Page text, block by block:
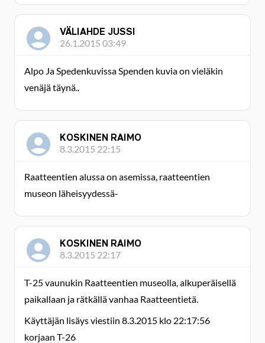
VÄLIAHDE JUSSI
26.1.2015 03:49
Alpo Ja Spedenkuvissa Spenden kuvia on vieläkin
venäjä täynä..
KOSKINEN RAIMO
8.3.2015 22:15
Raatteentien alussa on asemissa, raatteentien
museon läheisyydessä-
KOSKINEN RAIMO
8.3.2015 22:17
T-25 vaunukin Raatteentien museolla, alkuperäisellä
paikallaan ja rätkällä vanhaa Raatteentietä.
Käyttäjän lisäys viestiin 8.3.2015 klo 22:17:56
korjaan T-26